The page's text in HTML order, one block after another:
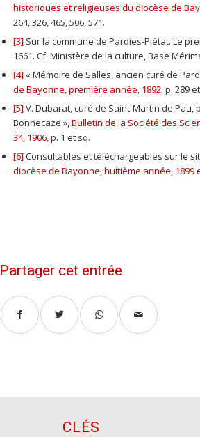
historiques et religieuses du diocèse de
264, 326, 465, 506, 571.
[3] Sur la commune de Pardies-Piétat. Le
1661. Cf. Ministère de la culture, Base
[4] « Mémoire de Salles, ancien curé de
de Bayonne, première année, 1892. p. 289
[5] V. Dubarat, curé de Saint-Martin de
Bonnecaze »,Bulletin de la Société des
34, 1906, p. 1 et sq.
[6] Consultables et téléchargeables sur le
diocèse de Bayonne, huitième année, 1899
Partager cet entrée
CLÉS